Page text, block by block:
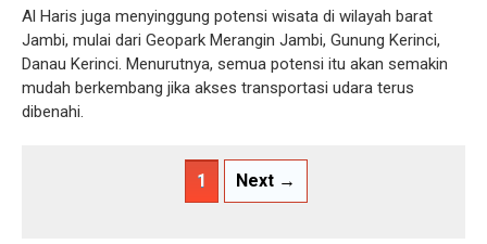
Al Haris juga menyinggung potensi wisata di wilayah barat
Jambi, mulai dari Geopark Merangin Jambi, Gunung Kerinci,
Danau Kerinci. Menurutnya, semua potensi itu akan semakin
mudah berkembang jika akses transportasi udara terus
dibenahi.
1 Next →